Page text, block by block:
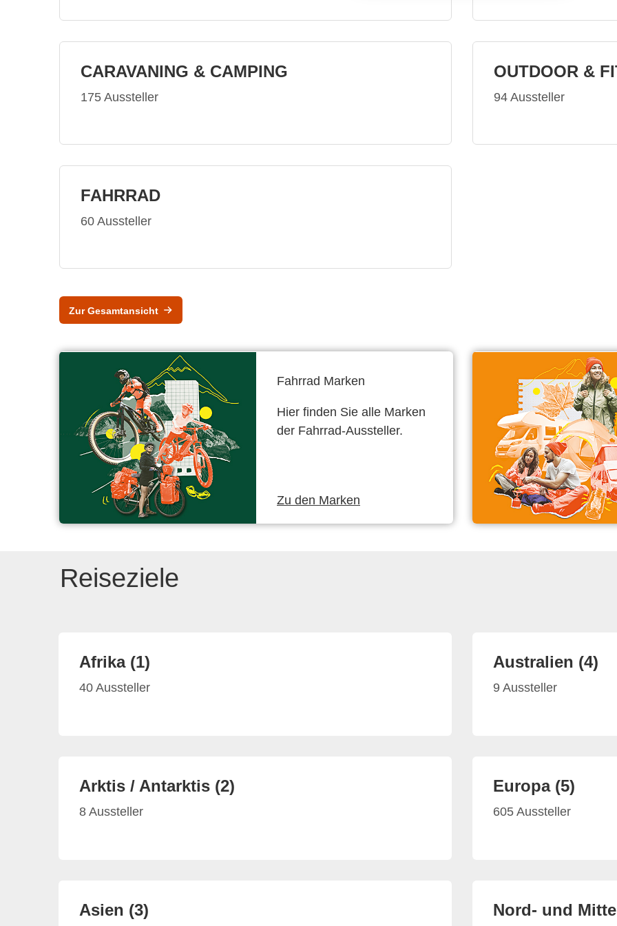
CARAVANING & CAMPING
175 Aussteller
FAHRRAD
60 Aussteller
OUTDOOR &
94 Aussteller
Zur Gesamtansicht
Fahrrad Marken
Hier finden Sie alle Marken
der Fahrrad-Aussteller.
Zu den Marken
Reiseziele
Afrika (1)
40 Aussteller
Arktis / Antarktis (2)
8 Aussteller
Asien (3)
Australien (4)
9 Aussteller
Europa (5)
605 Aussteller
Nord- und